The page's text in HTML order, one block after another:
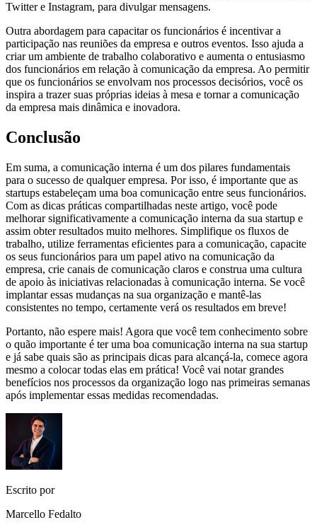
Twitter e Instagram, para divulgar mensagens.
Outra abordagem para capacitar os funcionários é incentivar a
participação nas reuniões da empresa e outros eventos. Isso ajuda a
criar um ambiente de trabalho colaborativo e aumenta o entusiasmo
dos funcionários em relação à comunicação da empresa. Ao permitir
que os funcionários se envolvam nos processos decisórios, você os
inspira a trazer suas próprias ideias à mesa e tornar a comunicação
da empresa mais dinâmica e inovadora.
Conclusão
Em suma, a comunicação interna é um dos pilares fundamentais
para o sucesso de qualquer empresa. Por isso, é importante que as
startups estabeleçam uma boa comunicação entre seus funcionários.
Com as dicas práticas compartilhadas neste artigo, você pode
melhorar significativamente a comunicação interna da sua startup e
assim obter resultados muito melhores. Simplifique os fluxos de
trabalho, utilize ferramentas eficientes para a comunicação, capacite
os seus funcionários para um papel ativo na comunicação da
empresa, crie canais de comunicação claros e construa uma cultura
de apoio às iniciativas relacionadas à comunicação interna. Se você
implantar essas mudanças na sua organização e mantê-las
consistentes no tempo, certamente verá os resultados em breve!
Portanto, não espere mais! Agora que você tem conhecimento sobre
o quão importante é ter uma boa comunicação interna na sua startup
e já sabe quais são as principais dicas para alcançá-la, comece agora
mesmo a colocar todas elas em prática! Você vai notar grandes
benefícios nos processos da organização logo nas primeiras semanas
após implementar essas medidas recomendadas.
Escrito por
Marcello Fedalto